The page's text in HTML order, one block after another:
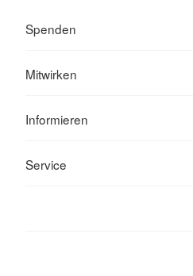
Spenden
Mitwirken
Informieren
Service